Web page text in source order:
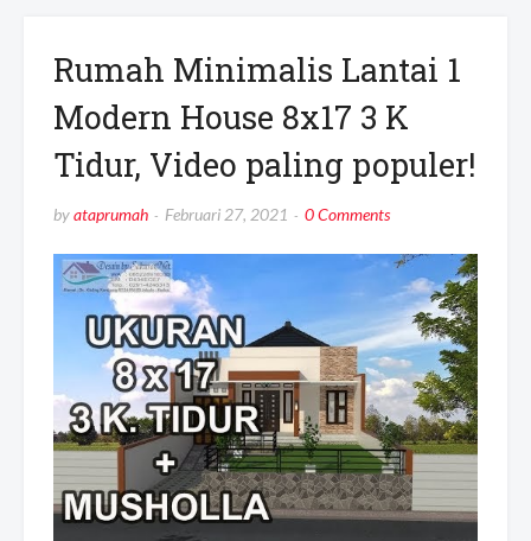
Rumah Minimalis Lantai 1
Modern House 8x17 3 K
Tidur, Video paling populer!
byataprumah Februari 27, 2021 0 Comments